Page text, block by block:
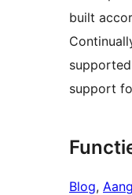
built
support
Blog,